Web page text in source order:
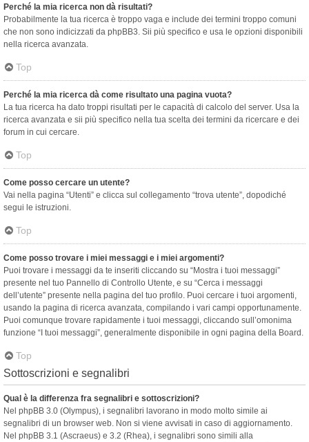
Perché la mia ricerca non dà risultati?
Probabilmente la tua ricerca è troppo vaga e include dei termini troppo comuni
che non sono indicizzati da phpBB3. Sii più specifico e usa le opzioni disponibili
nella ricerca avanzata.
Top
Perché la mia ricerca dà come risultato una pagina vuota?
La tua ricerca ha dato troppi risultati per le capacità di calcolo del server. Usa la
ricerca avanzata e sii più specifico nella tua scelta dei termini da ricercare e dei
forum in cui cercare.
Top
Come posso cercare un utente?
Vai nella pagina “Utenti” e clicca sul collegamento “trova utente”, dopodiché
segui le istruzioni.
Top
Come posso trovare i miei messaggi e i miei argomenti?
Puoi trovare i messaggi da te inseriti cliccando su “Mostra i tuoi messaggi”
presente nel tuo Pannello di Controllo Utente, e su “Cerca i messaggi
dell’utente” presente nella pagina del tuo profilo. Puoi cercare i tuoi argomenti,
usando la pagina di ricerca avanzata, compilando i vari campi opportunamente.
Puoi comunque trovare rapidamente i tuoi messaggi, cliccando sull’omonima
funzione “I tuoi messaggi”, generalmente disponibile in ogni pagina della Board.
Top
Sottoscrizioni e segnalibri
Qual è la differenza fra segnalibri e sottoscrizioni?
Nel phpBB 3.0 (Olympus), i segnalibri lavorano in modo molto simile ai
segnalibri di un browser web. Non si viene avvisati in caso di aggiornamento.
Nel phpBB 3.1 (Ascraeus) e 3.2 (Rhea), i segnalibri sono simili alla